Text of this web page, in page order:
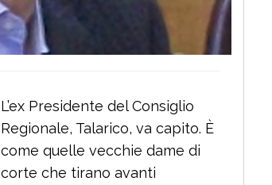
L’ex Presidente del Consiglio
Regionale, Talarico, va capito. È
come quelle vecchie dame di
corte che tirano avanti